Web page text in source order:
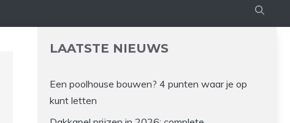
LAATSTE NIEUWS
Een poolhouse bouwen? 4 punten waar je op
kunt letten